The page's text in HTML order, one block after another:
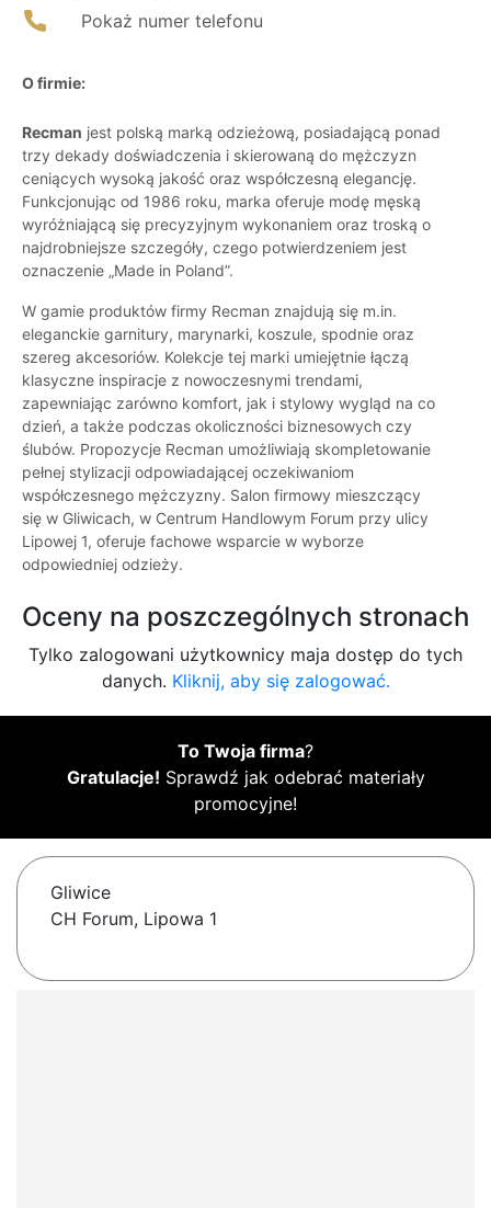
Pokaż numer telefonu
O firmie:
Recman jest polską marką odzieżową, posiadającą ponad
trzy dekady doświadczenia i skierowaną do mężczyzn
ceniących wysoką jakość oraz współczesną elegancję.
Funkcjonując od 1986 roku, marka oferuje modę męską
wyróżniającą się precyzyjnym wykonaniem oraz troską o
najdrobniejsze szczegóły, czego potwierdzeniem jest
oznaczenie „Made in Poland”.
W gamie produktów firmy Recman znajdują się m.in.
eleganckie garnitury, marynarki, koszule, spodnie oraz
szereg akcesoriów. Kolekcje tej marki umiejętnie łączą
klasyczne inspiracje z nowoczesnymi trendami,
zapewniając zarówno komfort, jak i stylowy wygląd na co
dzień, a także podczas okoliczności biznesowych czy
ślubów. Propozycje Recman umożliwiają skompletowanie
pełnej stylizacji odpowiadającej oczekiwaniom
współczesnego mężczyzny. Salon firmowy mieszczący
się w Gliwicach, w Centrum Handlowym Forum przy ulicy
Lipowej 1, oferuje fachowe wsparcie w wyborze
odpowiedniej odzieży.
Oceny na poszczególnych stronach
Tylko zalogowani użytkownicy maja dostęp do tych
danych. Kliknij, aby się zalogować.
To Twoja firma?
Gratulacje! Sprawdź jak odebrać materiały
promocyjne!
Gliwice
CH Forum, Lipowa 1